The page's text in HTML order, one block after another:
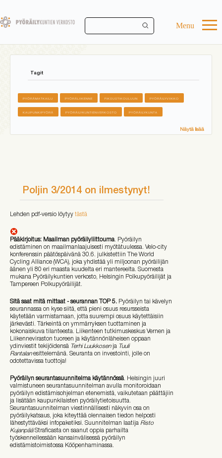
main
Menu
Tagit
PYÖRÄMATKAILU PYÖRÄLIIKENNE FIKSUSTIKOULUUN PYÖRÄILYVIIKKO
KAUPUNKIPYÖRÄ PYÖRÄILYKUNTIENVERKOSTO PYÖRÄILYKUNTA
Näytä lisää
Poljin 3/2014 on ilmestynyt!
Lehden pdf-versio löytyy tästä
Pääkirjoitus: Maailman pyöräilyliittouma. Pyöräilyn
edistäminen on maailmanlaajuisesti myötätuulessa. Velo-city
konferenssin päätöspäivänä 30.6. julkistettiin The World
Cycling Alliance (WCA), joka yhdistää yli miljoonan pyöräilijän
äänen yli 80 eri maasta kuudelta eri mantereelta. Suomesta
mukana Pyöräilykuntien verkosto, Helsingin Polkupyöräilijät ja
Tampereen Polkupyöräilijät.
Sitä saat mitä mittaat - seurannan TOP 5. Pyöräilyn tai kävelyn
seurannassa on kyse siitä, että pieni osuus resursseista
käytetään varmistamaan, jotta suurempi osuus käytettäisiin
järkevästi. Tärkeintä on ymmärryksen tuottaminen ja
kokonaiskuva tilanteesta. Liikenteen tutkimuskeskus Vernen ja
Liikenneviraston tuoreen ja käytännönläheisen oppaan
ydinviestit tekijöidensä Terhi Luukkosenja Tuuli
Rantalanesittelemänä. Seuranta on investointi, jolle on
odotettavissa tuottoja!
Pyöräilyn seurantasuunnitelma käytännössä. Helsingin juuri
valmistuneen seurantasuunnitelman avulla monitoroidaan
pyöräilyn edistämisohjelman etenemistä, vaikutetaan päättäjiin
ja lisätään kaupunkilaisten pyöräilytietoisuutta.
Seurantasuunnitelman viestinnällisesti näkyvin osa on
pyöräilykatsaus, joka kiteyttää olennaisen tiedon helposti
lähestyttäväksi infopaketiksi. Suunnitelman laatija Risto
KujanpääStraficasta on saanut oppia parhailta
työskennellessään kansainvälisessä pyöräilyn
edistämistoimistossa Kööpenhaminassa.